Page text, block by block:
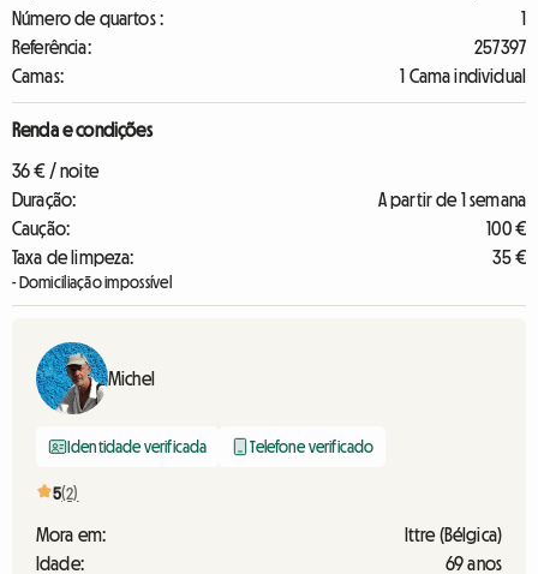
Número de quartos :
1
Referência:
257397
Camas:
1 Cama individual
Renda e condições
36 € / noite
Duração:
A partir de 1 semana
Caução:
100 €
Taxa de limpeza:
35 €
- Domiciliação impossível
Michel
Identidade verificada Telefone verificado
5(2)
Mora em:
Ittre (Bélgica)
Idade:
69 anos